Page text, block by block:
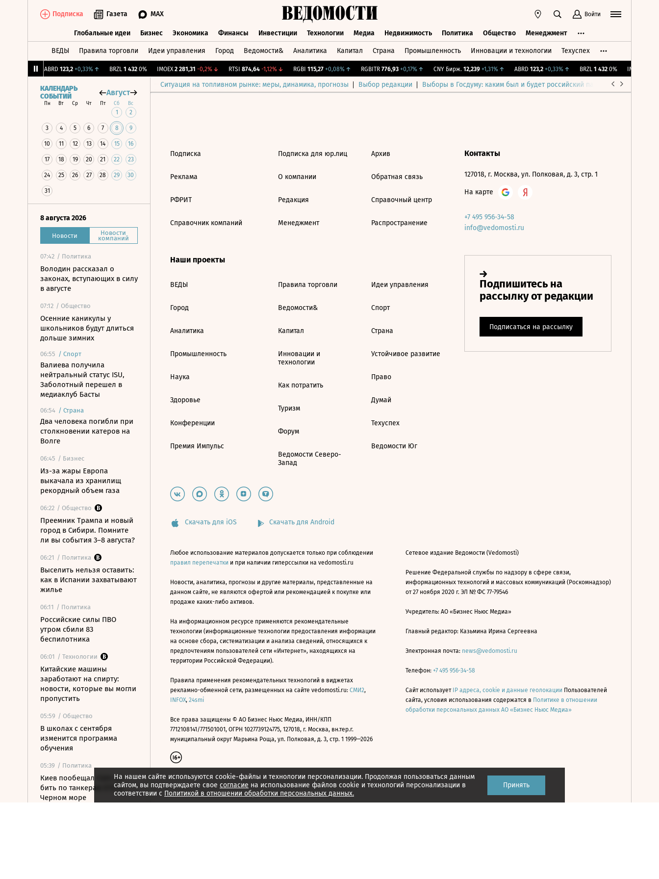
Подписка Газета MAX Войти
Глобальные идеи Бизнес Экономика Финансы Инвестиции Технологии Медиа Недвижимость Политика Общество Менеджмент
ВЕДЫ Правила торговли Идеи управления Город Ведомости& Аналитика Капитал Страна Промышленность Инновации и технологии Техуспех
ABRD 123,2 +0,33%↑ BRZL 1 432 0% IMOEX 2 281,31 -0,2%↓ RTSI 874,64 -1,12%↓ RGBI 115,27 +0,08%↑ RGBITR 776,93 +0,17%↑ CNY Бирж. 12,239 +1,31%↑ ABRD 123,2 +0,33%↑ BRZL 1 432 0% IMOEX
Ситуация на топливном рынке: меры, динамика, прогнозы Выбор редакции Выборы в Госдуму: каким был и будет российский парламент
КАЛЕНДАРЬ
СОБЫТИЙ
Август
Пн Вт Ср Чт Пт Сб Вс
1 2
3 4 5 6 7 8 9
10 11 12 13 14 15 16
17 18 19 20 21 22 23
24 25 26 27 28 29 30
31
8 августа 2026
Новости Новости
компаний
07:42 / Политика
Володин рассказал о
законах, вступающих в силу
в августе
07:12 / Общество
Осенние каникулы у
школьников будут длиться
дольше зимних
06:55 / Спорт
Валиева получила
нейтральный статус ISU,
Заболотный перешел в
медиаклуб Басты
06:54 / Страна
Два человека погибли при
столкновении катеров на
Волге
06:45 / Бизнес
Из-за жары Европа
выкачала из хранилищ
рекордный объем газа
06:22 / Общество
Преемник Трампа и новый
город в Сибири. Помните
ли вы события 3–8 августа?
06:21 / Политика
Выселить нельзя оставить:
как в Испании захватывают
жилье
06:11 / Политика
Российские силы ПВО
утром сбили 83
беспилотника
06:01 / Технологии
Китайские машины
заработают на спирту:
новости, которые вы могли
пропустить
05:59 / Общество
В школах с сентября
изменится программа
обучения
05:39 / Политика
Киев пообещал США не
бить по танкерам КТК в
Черном море
На нашем сайте используются cookie-файлы и технологии персонализации. Продолжая пользоваться данным
сайтом, вы подтверждаете свое согласие на использование файлов cookie и технологий персонализации в
соответствии с Политикой в отношении обработки персональных данных.
Принять
Подписка
Реклама
РФРИТ
Справочник компаний
Подписка для юр.лиц
О компании
Редакция
Менеджмент
Архив
Обратная связь
Справочный центр
Распространение
Наши проекты
ВЕДЫ
Город
Аналитика
Промышленность
Наука
Здоровье
Конференции
Премия Импульс
Правила торговли
Ведомости&
Капитал
Инновации и
технологии
Как потратить
Туризм
Форум
Ведомости Северо-
Запад
Идеи управления
Спорт
Страна
Устойчивое развитие
Право
Думай
Техуспех
Ведомости Юг
Контакты
127018, г. Москва, ул. Полковая, д. 3, стр. 1
На карте
+7 495 956-34-58
info@vedomosti.ru
Скачать для iOS Скачать для Android
Любое использование материалов допускается только при соблюдении
правил перепечатки и при наличии гиперссылки на vedomosti.ru
Новости, аналитика, прогнозы и другие материалы, представленные на
данном сайте, не являются офертой или рекомендацией к покупке или
продаже каких-либо активов.
На информационном ресурсе применяются рекомендательные
технологии (информационные технологии предоставления информации
на основе сбора, систематизации и анализа сведений, относящихся к
предпочтениям пользователей сети «Интернет», находящихся на
территории Российской Федерации).
Правила применения рекомендательных технологий в виджетах
рекламно-обменной сети, размещенных на сайте vedomosti.ru: СМИ2,
INFOX, 24smi
Все права защищены © АО Бизнес Ньюс Медиа, ИНН/КПП
7712108141/771501001, ОГРН 1027739124775, 127018, г. Москва, вн.тер.г.
муниципальный округ Марьина Роща, ул. Полковая, д. 3, стр. 1 1999—2026
Сетевое издание Ведомости (Vedomosti)
Решение Федеральной службы по надзору в сфере связи,
информационных технологий и массовых коммуникаций (Роскомнадзор)
от 27 ноября 2020 г. ЭЛ № ФС 77-79546
Учредитель: АО «Бизнес Ньюс Медиа»
Главный редактор: Казьмина Ирина Сергеевна
Электронная почта: news@vedomosti.ru
Телефон: +7 495 956-34-58
Сайт использует IP адреса, cookie и данные геолокации Пользователей
сайта, условия использования содержатся в Политике в отношении
обработки персональных данных АО «Бизнес Ньюс Медиа»